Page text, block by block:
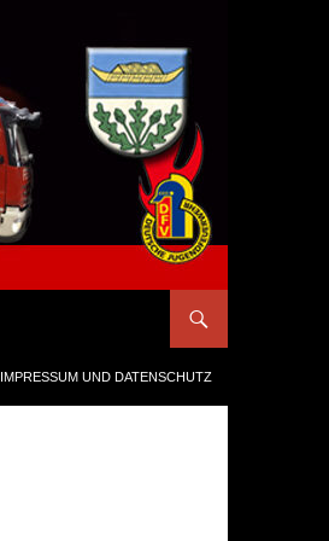
IMPRESSUM UND DATENSCHUTZ